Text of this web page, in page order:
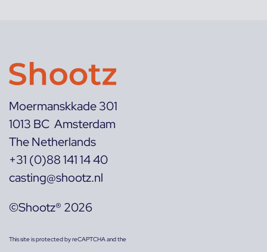
Moermanskkade 301
1013 BC Amsterdam
The Netherlands
+31 (0)88 141 14 40
casting@shootz.nl
©Shootz® 2026
This site is protected by reCAPTCHA and the